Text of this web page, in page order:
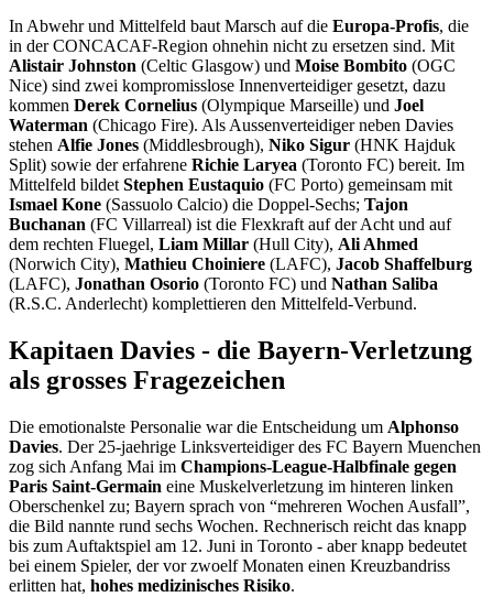
In Abwehr und Mittelfeld baut Marsch auf die Europa-Profis, die
in der CONCACAF-Region ohnehin nicht zu ersetzen sind. Mit
Alistair Johnston (Celtic Glasgow) und Moise Bombito (OGC
Nice) sind zwei kompromisslose Innenverteidiger gesetzt, dazu
kommen Derek Cornelius (Olympique Marseille) und Joel
Waterman (Chicago Fire). Als Aussenverteidiger neben Davies
stehen Alfie Jones (Middlesbrough), Niko Sigur (HNK Hajduk
Split) sowie der erfahrene Richie Laryea (Toronto FC) bereit. Im
Mittelfeld bildet Stephen Eustaquio (FC Porto) gemeinsam mit
Ismael Kone (Sassuolo Calcio) die Doppel-Sechs; Tajon
Buchanan (FC Villarreal) ist die Flexkraft auf der Acht und auf
dem rechten Fluegel, Liam Millar (Hull City), Ali Ahmed
(Norwich City), Mathieu Choiniere (LAFC), Jacob Shaffelburg
(LAFC), Jonathan Osorio (Toronto FC) und Nathan Saliba
(R.S.C. Anderlecht) komplettieren den Mittelfeld-Verbund.
Kapitaen Davies - die Bayern-Verletzung
als grosses Fragezeichen
Die emotionalste Personalie war die Entscheidung um Alphonso
Davies. Der 25-jaehrige Linksverteidiger des FC Bayern Muenchen
zog sich Anfang Mai im Champions-League-Halbfinale gegen
Paris Saint-Germain eine Muskelverletzung im hinteren linken
Oberschenkel zu; Bayern sprach von “mehreren Wochen Ausfall”,
die Bild nannte rund sechs Wochen. Rechnerisch reicht das knapp
bis zum Auftaktspiel am 12. Juni in Toronto - aber knapp bedeutet
bei einem Spieler, der vor zwoelf Monaten einen Kreuzbandriss
erlitten hat, hohes medizinisches Risiko.